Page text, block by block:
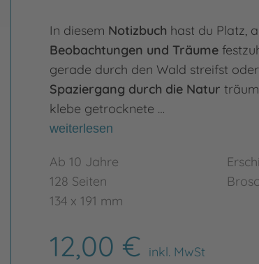
In diesem Notizbuch hast du Platz,
Beobachtungen und Träume
gerade durch den Wald streifst
Spaziergang durch die Natur
klebe getrocknete …
weiterlesen
Ab 10 Jahre
128 Seiten
134 x 191 mm
12,00 € inkl. MwSt